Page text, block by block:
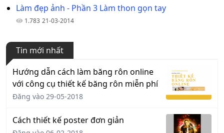
Làm đẹp ảnh - Phần 3 Làm thon gọn tay
1.783 21-03-2014
Tin mới nhất
Hướng dẫn cách làm băng rôn online
với công cụ thiết kế băng rôn miễn phí
Đăng vào 29-05-2018
Cách thiết kế poster đơn giản